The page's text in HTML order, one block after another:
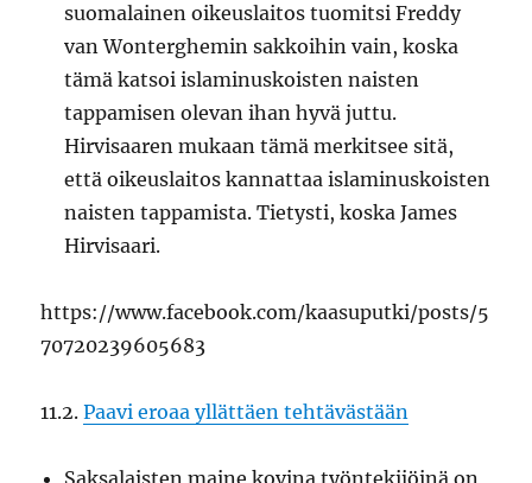
suomalainen oikeuslaitos tuomitsi Freddy
van Wonterghemin sakkoihin vain, koska
tämä katsoi islaminuskoisten naisten
tappamisen olevan ihan hyvä juttu.
Hirvisaaren mukaan tämä merkitsee sitä,
että oikeuslaitos kannattaa islaminuskoisten
naisten tappamista. Tietysti, koska James
Hirvisaari.
https://www.facebook.com/kaasuputki/posts/5
70720239605683
11.2.Paavi eroaa yllättäen tehtävästään
Saksalaisten maine kovina työntekijöinä on